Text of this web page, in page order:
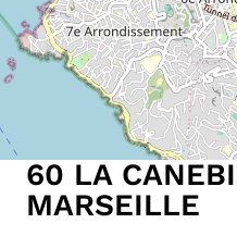
60 LA CANEBI
MARSEILLE